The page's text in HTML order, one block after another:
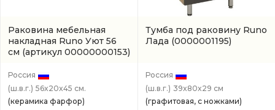
Раковина мебельная
накладная Runo Уют 56
см (артикул 00000000153)
Россия
(ш.в.г.) 56x20x45 см.
(керамика фарфор)
Тумба под раковину Runo
Лада (0000001195)
Россия
(ш.в.г.) 39x80x29 см
(графитовая, с ножками)